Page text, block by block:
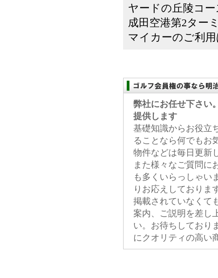
ヤードの丘陵コ
成田空港第2ター
マイカーのご利
弊社にお任せ下さい
提供します
基礎知識からお役立
ることなら何でもお
物件などは毎日更新
また様々なご質問に
も多くいらっしゃい
りお応えしておりま
掲載されていなくて
案内、ご説明を差し
い。お待ちしており
にクオリティの高い